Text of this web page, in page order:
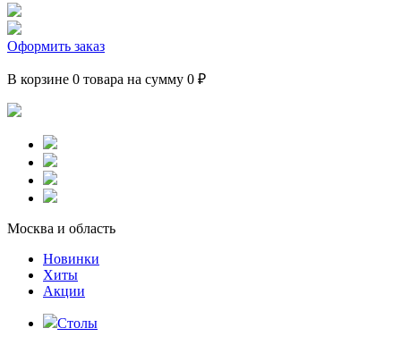
Оформить заказ
В корзине 0 товара на сумму 0 ₽
Москва и область
Новинки
Хиты
Акции
Столы